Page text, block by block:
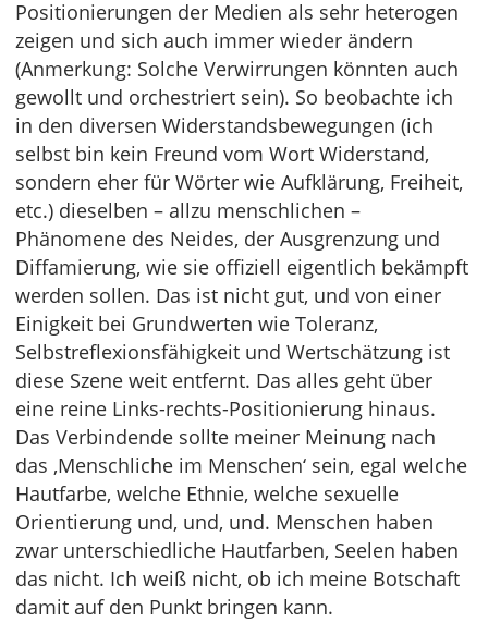
Positionierungen der Medien als sehr heterogen
zeigen und sich auch immer wieder ändern
(Anmerkung: Solche Verwirrungen könnten auch
gewollt und orchestriert sein). So beobachte ich
in den diversen Widerstandsbewegungen (ich
selbst bin kein Freund vom Wort Widerstand,
sondern eher für Wörter wie Aufklärung, Freiheit,
etc.) dieselben – allzu menschlichen –
Phänomene des Neides, der Ausgrenzung und
Diffamierung, wie sie offiziell eigentlich bekämpft
werden sollen. Das ist nicht gut, und von einer
Einigkeit bei Grundwerten wie Toleranz,
Selbstreflexionsfähigkeit und Wertschätzung ist
diese Szene weit entfernt. Das alles geht über
eine reine Links-rechts-Positionierung hinaus.
Das Verbindende sollte meiner Meinung nach
das ‚Menschliche im Menschen‘ sein, egal welche
Hautfarbe, welche Ethnie, welche sexuelle
Orientierung und, und, und. Menschen haben
zwar unterschiedliche Hautfarben, Seelen haben
das nicht. Ich weiß nicht, ob ich meine Botschaft
damit auf den Punkt bringen kann.